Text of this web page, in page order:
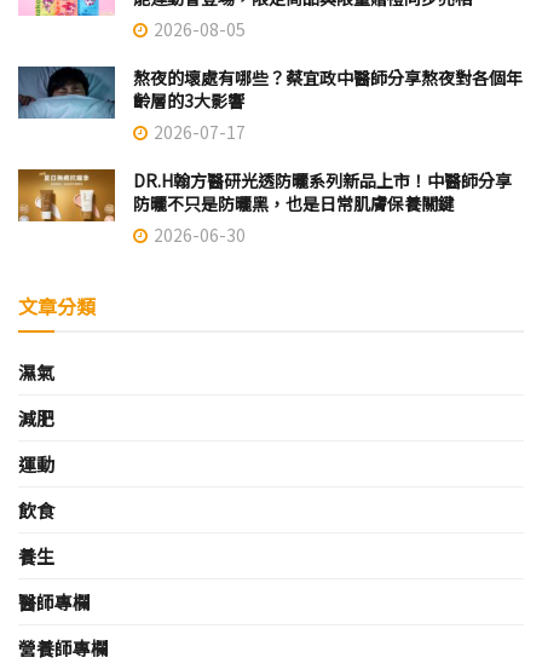
2026-08-05
熬夜的壞處有哪些？蔡宜政中醫師分享熬夜對各個年
齡層的3大影響
2026-07-17
DR.H翰方醫研光透防曬系列新品上市！中醫師分享
防曬不只是防曬黑，也是日常肌膚保養關鍵
2026-06-30
文章分類
濕氣
減肥
運動
飲食
養生
醫師專欄
營養師專欄